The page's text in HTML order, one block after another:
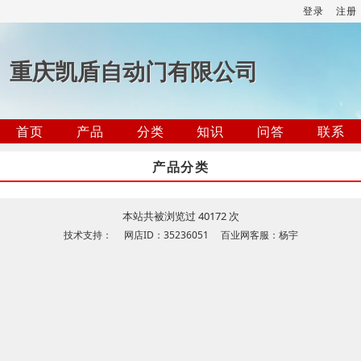
登录 注册
重庆凯盾自动门有限公司
首页 产品 分类 知识 问答
联系
产品分类
本站共被浏览过 40172 次
技术支持： 网店ID：35236051 百业网客服：杨宇